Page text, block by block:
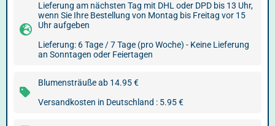
Lieferung am nächsten Tag mit DHL oder DPD bis 13 Uhr,
wenn Sie Ihre Bestellung von Montag bis Freitag vor 15
Uhr aufgeben
Lieferung: 6 Tage / 7 Tage (pro Woche) - Keine Lieferung
an Sonntagen oder Feiertagen
Blumensträuße ab 14.95 €
Versandkosten in Deutschland : 5.95 €